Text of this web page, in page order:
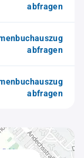
abfragen
abfragen
abfragen